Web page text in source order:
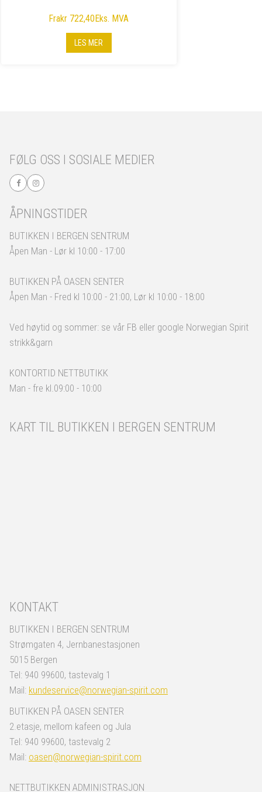
Frakr 722,40Eks. MVA
LES MER
FØLG OSS I SOSIALE MEDIER
ÅPNINGSTIDER
BUTIKKEN I BERGEN SENTRUM
Åpen Man - Lør kl 10:00 - 17:00
BUTIKKEN PÅ OASEN SENTER
Åpen Man - Fred kl 10:00 - 21:00, Lør kl 10:00 - 18:00
Ved høytid og sommer: se vår FB eller google Norwegian Spirit
strikk&garn
KONTORTID NETTBUTIKK
Man - fre kl.09:00 - 10:00
KART TIL BUTIKKEN I BERGEN SENTRUM
KONTAKT
BUTIKKEN I BERGEN SENTRUM
Strømgaten 4, Jernbanestasjonen
5015 Bergen
Tel: 940 99600, tastevalg 1
Mail: kundeservice@norwegian-spirit.com
BUTIKKEN PÅ OASEN SENTER
2.etasje, mellom kafeen og Jula
Tel: 940 99600, tastevalg 2
Mail: oasen@norwegian-spirit.com
NETTBUTIKKEN ADMINISTRASJON